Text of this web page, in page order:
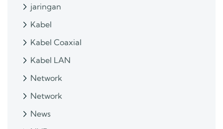
jaringan
Kabel
Kabel Coaxial
Kabel LAN
Network
Network
News